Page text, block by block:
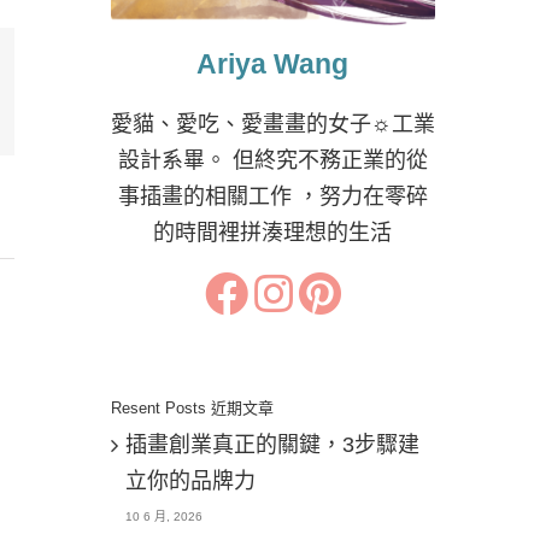
Ariya Wang
愛貓、愛吃、愛畫畫的女子☼工業
設計系畢。 但終究不務正業的從
事插畫的相關工作 ，努力在零碎
的時間裡拼湊理想的生活
Resent Posts 近期文章
插畫創業真正的關鍵，3步驟建
立你的品牌力
10 6 月, 2026